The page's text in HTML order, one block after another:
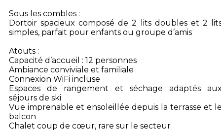
Sous les combles :
Dortoir spacieux composé de 2 lits doubles et 2
simples, parfait pour enfants ou groupe d’amis
Atouts :
Capacité d’accueil : 12 personnes
Ambiance conviviale et familiale
Connexion WiFi incluse
Espaces de rangement et séchage adaptés
séjours de ski
Vue imprenable et ensoleillée depuis la terrasse et
balcon
Chalet coup de cœur, rare sur le secteur